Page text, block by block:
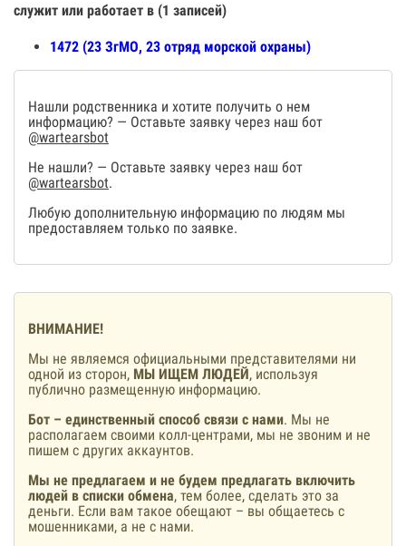
служит или работает в (1 записей)
1472 (23 ЗгМО, 23 отряд морской охраны)
Нашли родственника и хотите получить о нем
информацию? — Оставьте заявку через наш бот
@wartearsbot
Не нашли? — Оставьте заявку через наш бот
@wartearsbot.
Любую дополнительную информацию по людям мы
предоставляем только по заявке.
ВНИМАНИЕ!
Мы не являемся официальными представителями ни
одной из сторон, МЫ ИЩЕМ ЛЮДЕЙ, используя
публично размещенную информацию.
Бот – единственный способ связи с нами. Мы не
располагаем своими колл-центрами, мы не звоним и не
пишем с других аккаунтов.
Мы не предлагаем и не будем предлагать включить
людей в списки обмена, тем более, сделать это за
деньги. Если вам такое обещают – вы общаетесь с
мошенниками, а не с нами.